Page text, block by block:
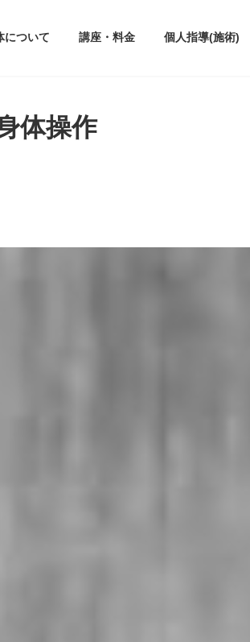
について 講座・料金 個人指導(施術)
体操作